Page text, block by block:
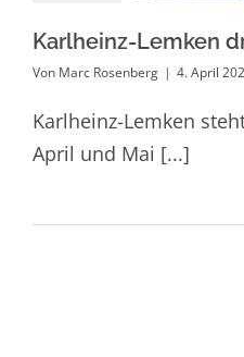
Karlheinz-Lemken
Von Marc Rosenberg | 4. April
Karlheinz-Lemken
April und Mai [...]